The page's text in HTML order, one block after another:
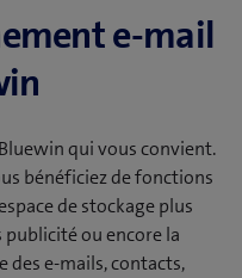
e-mail
qui vous convient.
bénéficiez de fonctions
de stockage plus
ou encore la
e-mails, contacts,